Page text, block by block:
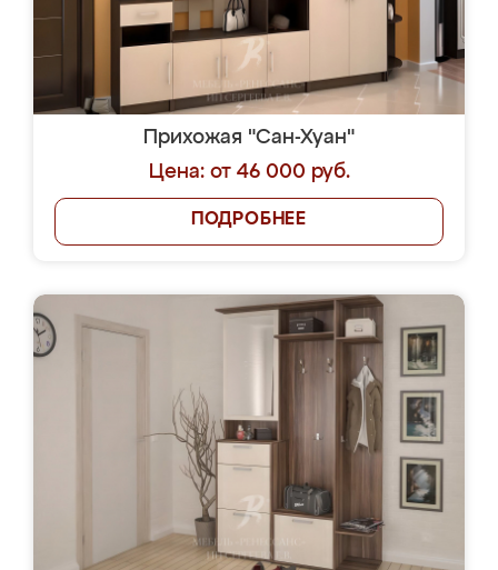
Прихожая "Сан-Хуан"
Цена: от 46 000 руб.
ПОДРОБНЕЕ